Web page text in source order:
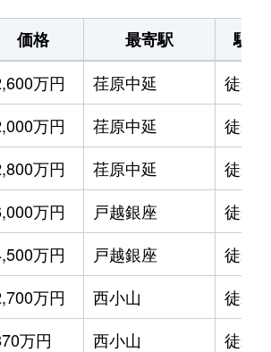
価格 最寄駅
駅徒
万円 荏原中延
徒歩
万円 荏原中延
徒歩
万円 荏原中延
徒歩9
万円 戸越銀座
徒歩6
万円 戸越銀座
徒歩6
万円 西小山
徒歩9
万円 西小山
徒歩8